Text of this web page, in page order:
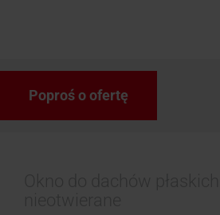
Poproś o ofertę